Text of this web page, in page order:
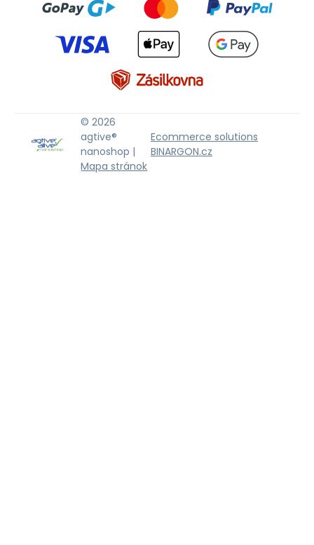
© 2026
agtive®
nanoshop |
Mapa stránok
Ecommerce solutions
BINARGON.cz